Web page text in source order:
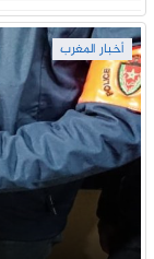
أخبار المغرب